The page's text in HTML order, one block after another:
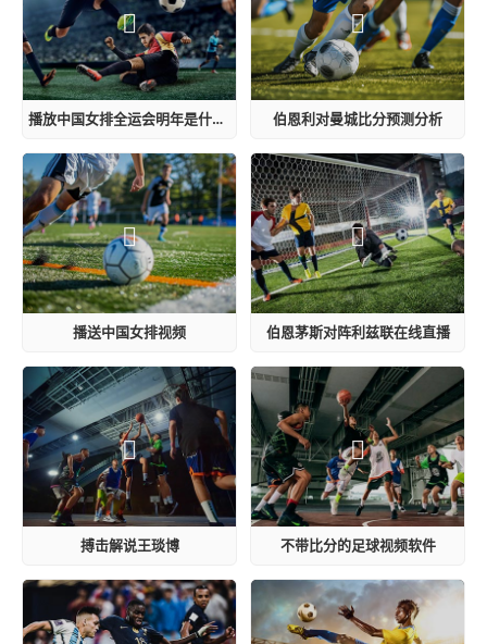
播放中国女排全运会明年是什么时候开始 伯恩利对曼城比分预测分析
播送中国女排视频 伯恩茅斯对阵利兹联在线直播
搏击解说王琰博 不带比分的足球视频软件